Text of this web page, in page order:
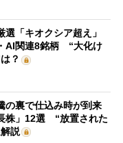
選「キオクシア超え」
AI関連8銘柄 “大化け
？
の裏で仕込み時が到来
株」12選 “放置された
説